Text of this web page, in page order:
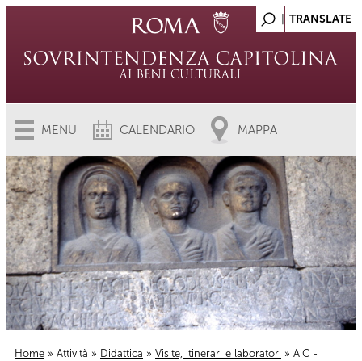
MENU CALENDARIO MAPPA
Home » Attività » Didattica » Visite, itinerari e laboratori » AiC -